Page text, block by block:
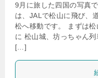
9月に旅した四国の写真
は、JALで松山に飛び、
松へ移動です。 まずは
に 松山城、坊っちゃん
[…]